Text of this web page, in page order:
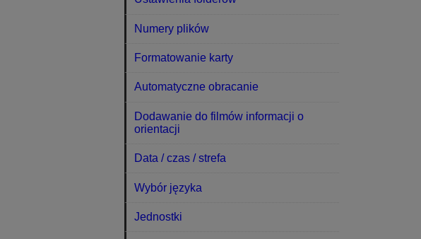
Numery plików
Formatowanie karty
Automatyczne obracanie
Dodawanie do filmów informacji o
orientacji
Data / czas / strefa
Wybór języka
Jednostki